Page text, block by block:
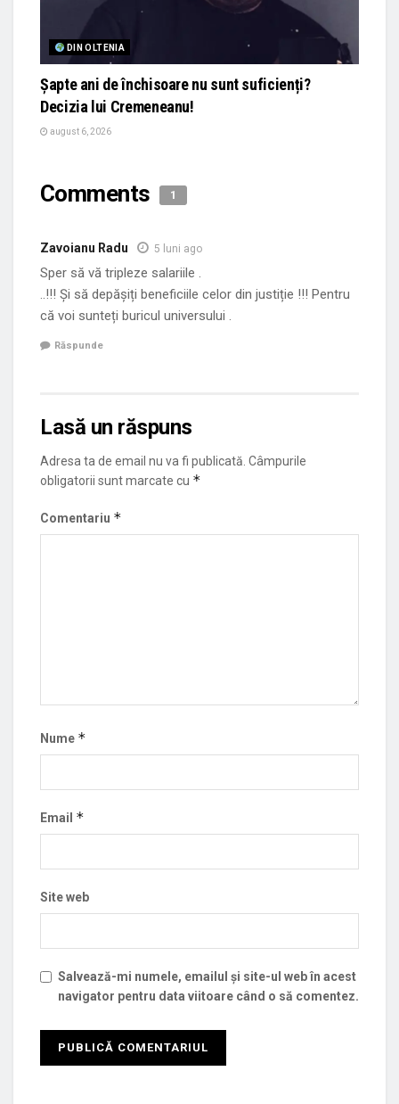
DIN OLTENIA
Șapte ani de închisoare nu sunt suficienți?
Decizia lui Cremeneanu!
august 6, 2026
Comments 1
Zavoianu Radu 5 luni ago
Sper să vă tripleze salariile .
..!!! Și să depășiți beneficiile celor din justiție !!! Pentru
că voi sunteți buricul universului .
Răspunde
Lasă un răspuns
Adresa ta de email nu va fi publicată. Câmpurile
obligatorii sunt marcate cu *
Comentariu *
Nume *
Email *
Site web
Salvează-mi numele, emailul și site-ul web în acest
navigator pentru data viitoare când o să comentez.